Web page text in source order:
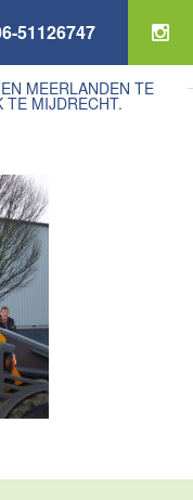
51126747
MEERLANDEN TE
TE MIJDRECHT.